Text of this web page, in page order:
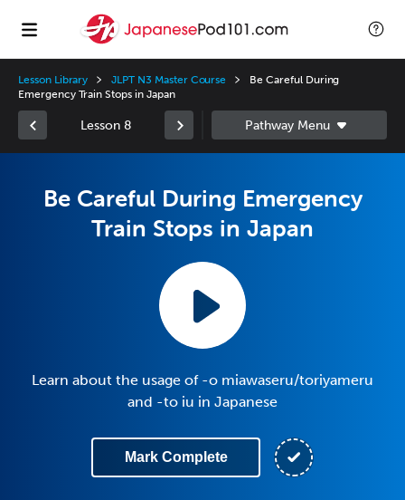
Lesson Library JLPT N3 Master Course
Be Careful During
Emergency Train Stops in Japan
Lesson 8
Be Careful During Emergency
Train Stops in Japan
Learn about the usage of -o miawaseru/toriyameru
and -to iu in Japanese
Mark Complete